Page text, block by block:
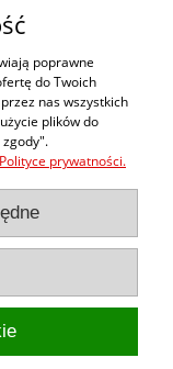
poprawne
do Twoich
nas wszystkich
plików do
prywatności.